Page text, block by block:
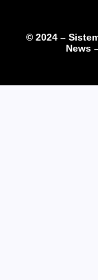
© 2024 –
News